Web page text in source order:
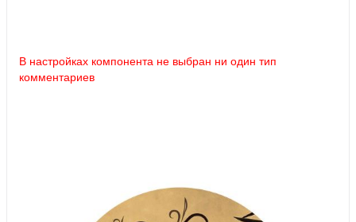
В настройках компонента не выбран ни один тип
комментариев